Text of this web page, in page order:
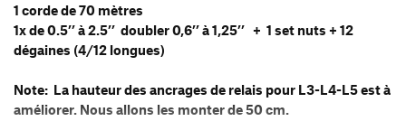
1 corde de 70 mètres
1x de 0.5’’ à 2.5’’ doubler 0,6’’ à 1,25’’ + 1 set nuts + 12
dégaines (4/12 longues)
Note: La hauteur des ancrages de relais pour L3-L4-L5 est à
améliorer. Nous allons les monter de 50 cm.